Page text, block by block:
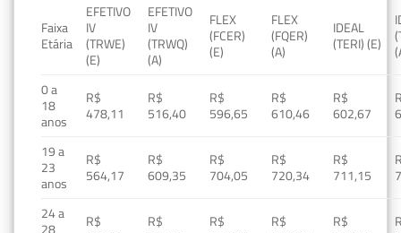
Faixa
Etária
EFETIVO
IV
(TRWE)
(E)
EFETIVO
IV
(TRWQ)
(A)
FLEX
(FCER)
(E)
FLEX
(FQER)
(A)
IDEAL
(TERI) (E)
0 a
18
anos
R$
478,11
R$
516,40
R$
596,65
R$
610,46
R$
602,67
19 a
23
anos
R$
564,17
R$
609,35
R$
704,05
R$
720,34
R$
711,15
24 a
R$
R$
R$
R$
R$